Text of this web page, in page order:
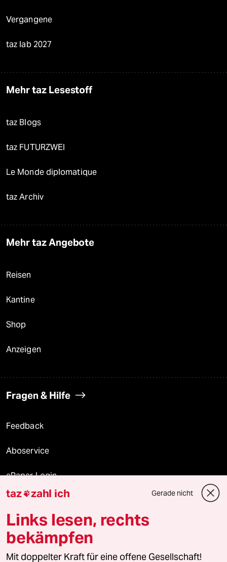
Vergangene
taz lab 2027
Mehr taz Lesestoff
taz Blogs
taz FUTURZWEI
Le Monde diplomatique
taz Archiv
Mehr taz Angebote
Reisen
Kantine
Shop
Anzeigen
Fragen & Hilfe
Feedback
Aboservice
ePaper Login
Downloads für Abonnierende
© 2026 taz Verlags und Vertriebs GmbH
Alle Rechte vorbehalten. Bei rechtlichen Fragen oder für Genehmigungen
taz zahl ich Gerade nicht
Links lesen, rechts
bekämpfen
Mit doppelter Kraft für eine offene Gesellschaft!